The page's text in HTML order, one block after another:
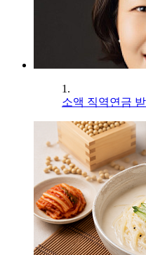
1.
소액 직역연금